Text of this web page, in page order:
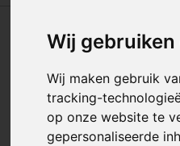
Wij
Wij maken gebruik
tracking-
op onze website te
gepersonaliseerde
Impact Aware™
gsm
Artikelnummer:310839